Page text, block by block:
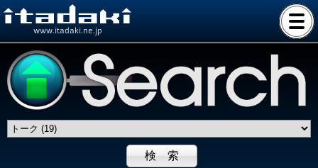
www.itadaki.ne.jp